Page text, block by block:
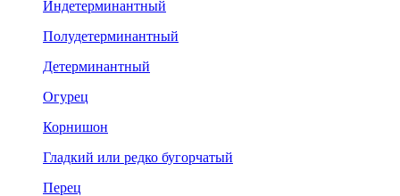
Индетерминантный
Полудетерминантный
Детерминантный
Огурец
Корнишон
Гладкий или редко бугорчатый
Перец